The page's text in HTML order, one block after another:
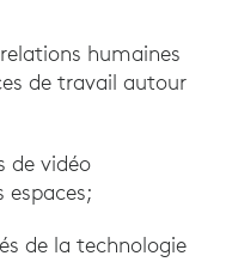
humaines
de travail autour
de vidéo
espaces;
de la technologie